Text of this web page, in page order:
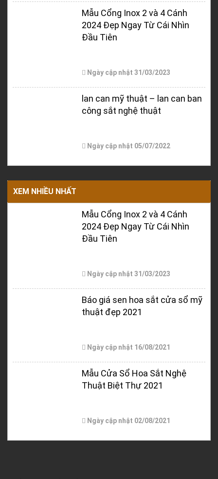
Mẫu Cổng Inox 2 và 4 Cánh
2024 Đẹp Ngay Từ Cái Nhìn
Đầu Tiên
Ngày cập nhật 31/03/2023
lan can mỹ thuật – lan can ban
công sắt nghệ thuật
Ngày cập nhật 05/07/2022
XEM NHIỀU NHẤT
Mẫu Cổng Inox 2 và 4 Cánh
2024 Đẹp Ngay Từ Cái Nhìn
Đầu Tiên
Ngày cập nhật 31/03/2023
Báo giá sen hoa sắt cửa sổ mỹ
thuật đẹp 2021
Ngày cập nhật 16/08/2021
Mẫu Cửa Sổ Hoa Sắt Nghệ
Thuật Biệt Thự 2021
Ngày cập nhật 02/08/2021